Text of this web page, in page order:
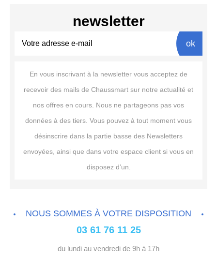
newsletter
ok
En vous inscrivant à la newsletter vous acceptez de
recevoir des mails de Chaussmart sur notre actualité et
nos offres en cours. Nous ne partageons pas vos
données à des tiers. Vous pouvez à tout moment vous
désinscrire dans la partie basse des Newsletters
envoyées, ainsi que dans votre espace client si vous en
disposez d’un.
NOUS SOMMES À VOTRE DISPOSITION
03 61 76 11 25
du lundi au vendredi de 9h à 17h